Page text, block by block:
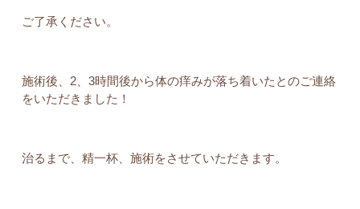
ご了承ください。
施術後、2、3時間後から体の痒みが落ち着いたとのご連絡
をいただきました！
治るまで、精一杯、施術をさせていただきます。